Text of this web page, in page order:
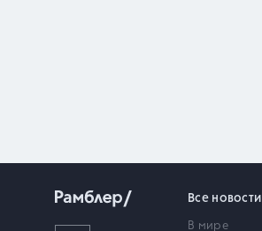
Все новости
В мире